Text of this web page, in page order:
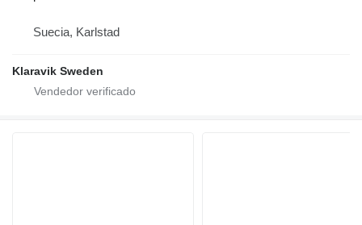
Suecia, Karlstad
Klaravik Sweden